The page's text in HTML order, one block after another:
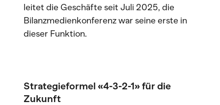
leitet die Geschäfte seit Juli 2025, die
Bilanzmedienkonferenz war seine erste in
dieser Funktion.
Strategieformel «4-3-2-1» für die
Zukunft